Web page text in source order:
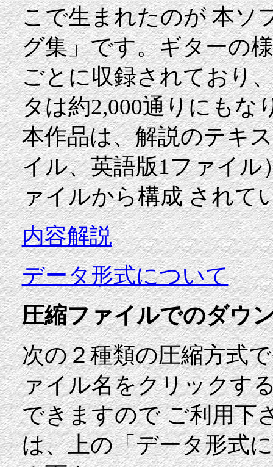
こで生まれたのが 本ソ
グ集」です。ギターの
ごとに収録されており
タは約2,000通りにもな
本作品は、解説のテキ
イル、英語版1ファイ
ァイルから構成 されて
内容解説
データ形式について
圧縮ファイルでのダウ
次の２種類の圧縮方式
ァイル名をクリックす
できますので ご利用下
は、上の「データ形式